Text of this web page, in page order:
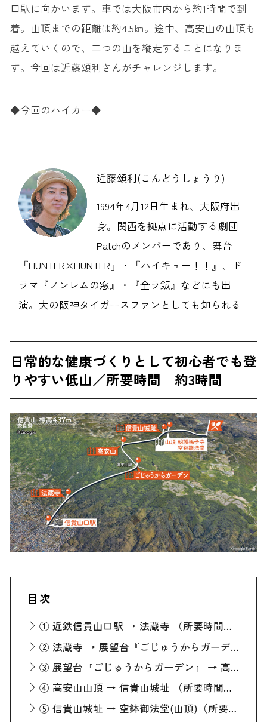
口駅に向かいます。車では大阪市内から約1時間で到
着。山頂までの距離は約4.5㎞。途中、高安山の山頂も
越えていくので、二つの山を縦走することになりま
す。今回は近藤頌利さんがチャレンジします。
◆今回のハイカー◆
近藤頌利(こんどうしょうり)
1994年4月12日生まれ、大阪府出
身。関西を拠点に活動する劇団
Patchのメンバーであり、舞台
『HUNTER×HUNTER』・『ハイキュー！！』、ド
ラマ『ノンレムの窓』・『全ラ飯』などにも出
演。大の阪神タイガースファンとしても知られる
日常的な健康づくりとして初心者でも登
りやすい低山／所要時間 約3時間
目次
① 近鉄信貴山口駅 → 法蔵寺 （所要時間約15分）
② 法蔵寺 → 展望台『ごじゅうからガーデン』 （所要時間約1時間）
③ 展望台『ごじゅうからガーデン』 → 高安山山頂 （所要時間約15分）
④ 高安山山頂 → 信貴山城址 （所要時間約1時間）
⑤ 信貴山城址 → 空鉢御法堂(山頂)（所要時間約5分）